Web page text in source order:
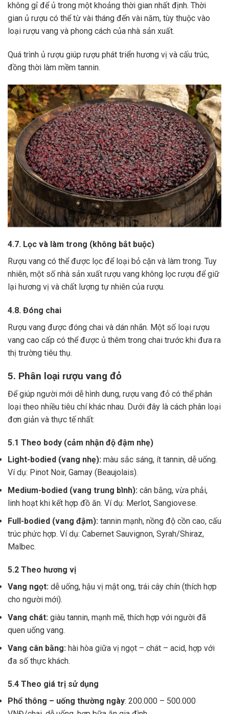
không gỉ để ủ trong một khoảng thời gian nhất định. Thời
gian ủ rượu có thể từ vài tháng đến vài năm, tùy thuộc vào
loại rượu vang và phong cách của nhà sản xuất.
Quá trình ủ rượu giúp rượu phát triển hương vị và cấu trúc,
đồng thời làm mềm tannin.
4.7. Lọc và làm trong (không bắt buộc)
Rượu vang có thể được lọc để loại bỏ cặn và làm trong. Tuy
nhiên, một số nhà sản xuất rượu vang không lọc rượu để giữ
lại hương vị và chất lượng tự nhiên của rượu.
4.8. Đóng chai
Rượu vang được đóng chai và dán nhãn. Một số loại rượu
vang cao cấp có thể được ủ thêm trong chai trước khi đưa ra
thị trường tiêu thụ.
5. Phân loại rượu vang đỏ
Để giúp người mới dễ hình dung, rượu vang đỏ có thể phân
loại theo nhiều tiêu chí khác nhau. Dưới đây là cách phân loại
đơn giản và thực tế nhất:
5.1 Theo body (cảm nhận độ đậm nhẹ)
Light-bodied (vang nhẹ): màu sắc sáng, ít tannin, dễ uống.
Ví dụ: Pinot Noir, Gamay (Beaujolais).
Medium-bodied (vang trung bình): cân bằng, vừa phải,
linh hoạt khi kết hợp đồ ăn. Ví dụ: Merlot, Sangiovese.
Full-bodied (vang đậm): tannin mạnh, nồng độ cồn cao, cấu
trúc phức hợp. Ví dụ: Cabernet Sauvignon, Syrah/Shiraz,
Malbec.
5.2 Theo hương vị
Vang ngọt: dễ uống, hậu vị mật ong, trái cây chín (thích hợp
cho người mới).
Vang chát: giàu tannin, mạnh mẽ, thích hợp với người đã
quen uống vang.
Vang cân bằng: hài hòa giữa vị ngọt – chát – acid, hợp với
đa số thực khách.
5.4 Theo giá trị sử dụng
Phổ thông – uống thường ngày: 200.000 – 500.000